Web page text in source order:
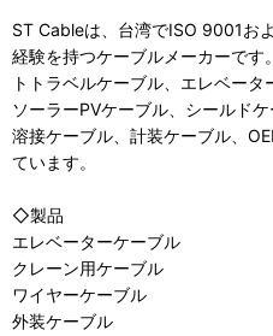
ST Cableは、台湾でISO 9001お
経験を持つケーブルメーカーで
トトラベルケーブル、エレベータ
ソーラーPVケーブル、シールド
溶接ケーブル、計装ケーブル、
ています。
◇製品
エレベーターケーブル
クレーン用ケーブル
ワイヤーケーブル
外装ケーブル